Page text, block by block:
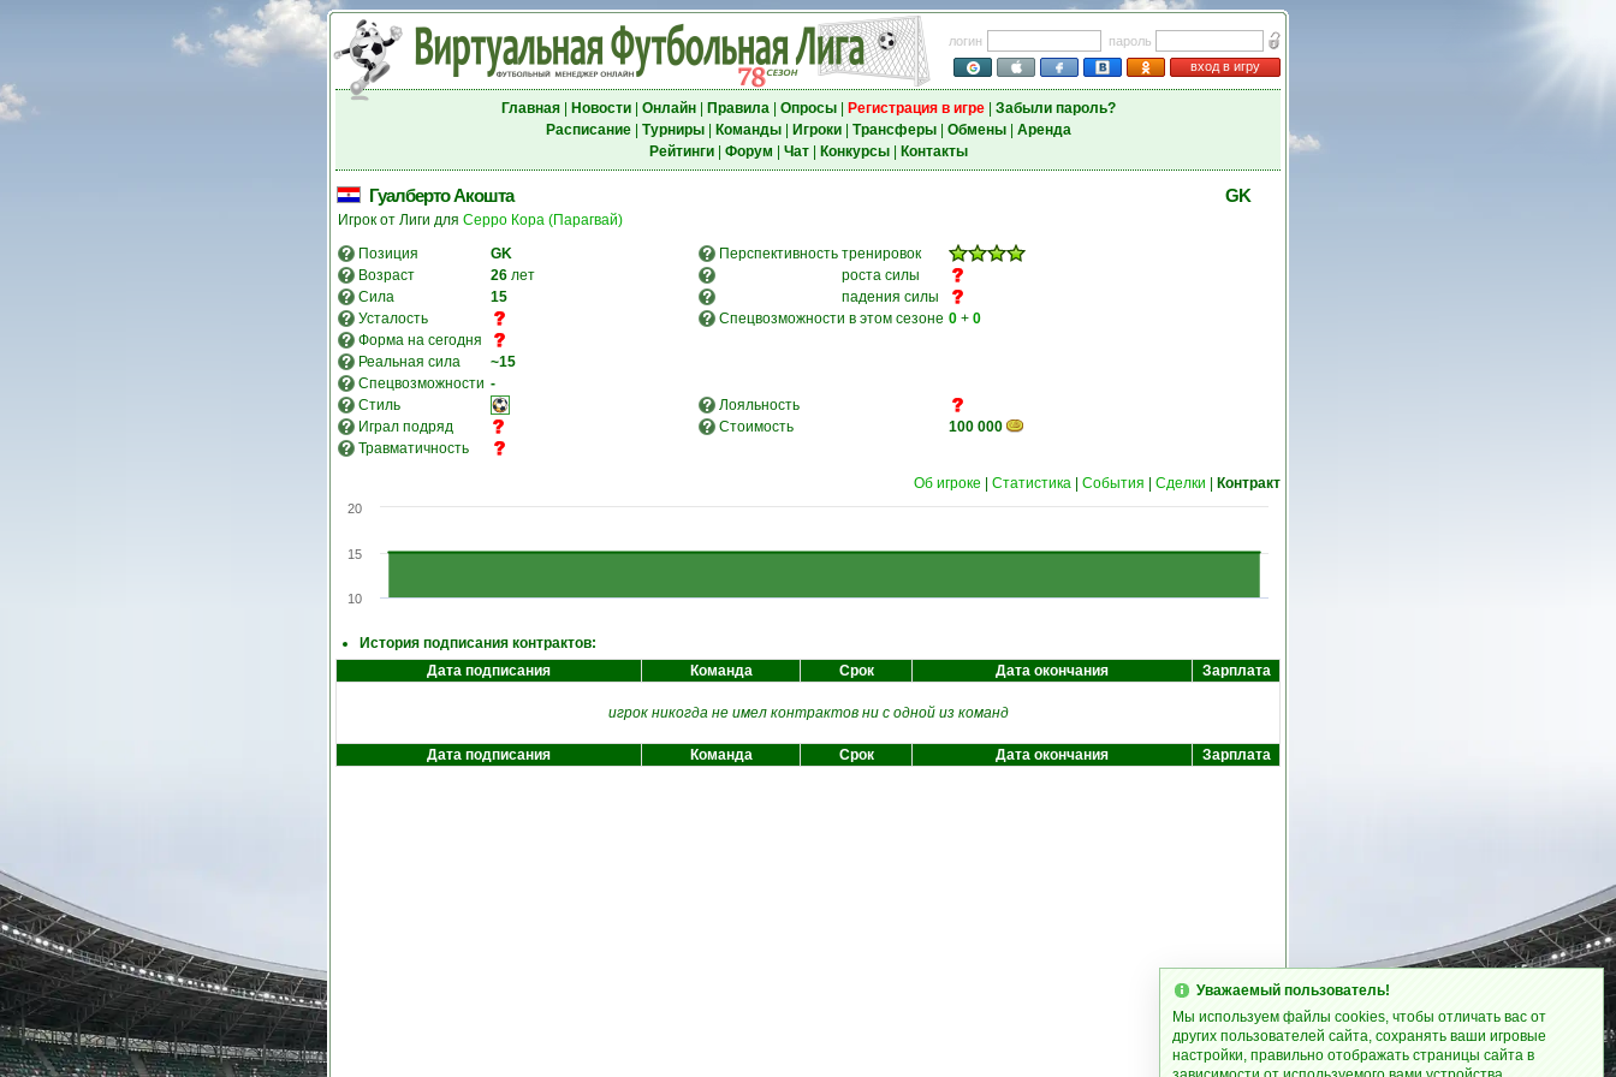
логин
пароль
вход в игру
Главная| Новости| Онлайн| Правила| Опросы| Регистрация в игре| Забыли пароль?
Расписание| Турниры| Команды| Игроки| Трансферы| Обмены| Аренда
Рейтинги| Форум Чат| Конкурсы| Контакты
Гуалберто Акошта GK
Игрок от Лиги для Серро Кора (Парагвай)
Позиция
GK Перспективность тренировок
Возраст
26 лет
роста силы
Сила
15
падения силы
Усталость
Спецвозможности в этом сезоне 0 + 0
Форма на сегодня
Реальная сила
~15
Спецвозможности -
Стиль
Лояльность
Играл подряд
Стоимость
100 000
Травматичность
Об игроке Статистика События Сделки Контракт
10
15
20
История подписания контрактов:
Дата подписания
Команда Срок Дата окончания Зарплата
игрок никогда не имел контрактов ни с одной из команд
Дата подписания Команда Срок Дата окончания Зарплата
Уважаемый пользователь!
Мы используем файлы cookies, чтобы отличать вас от
других пользователей сайта, сохранять ваши игровые
настройки, правильно отображать страницы сайта в